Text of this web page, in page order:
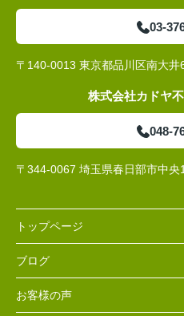
03-
〒140-0013 東京都品川区南大井
株式会社カドヤ
048-
〒344-0067 埼玉県春日部市中央
トップページ
ブログ
お客様の声